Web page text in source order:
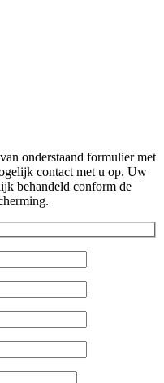
onderstaand formulier met
contact met u op. Uw
behandeld conform de